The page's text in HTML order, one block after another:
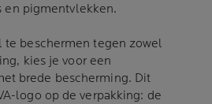
pigmentvlekken.
te beschermen tegen zowel
kies je voor een
brede bescherming. Dit
logo op de verpakking: de